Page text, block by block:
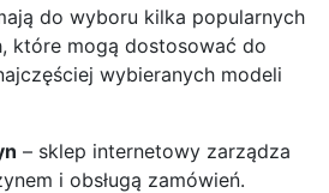
do wyboru kilka popularnych
które mogą dostosować do
wybieranych modeli
– sklep internetowy zarządza
i obsługą zamówień.